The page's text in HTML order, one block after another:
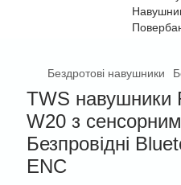
Бездротові навушники
TWS навушники
W20 з
Безпровідні
ENC